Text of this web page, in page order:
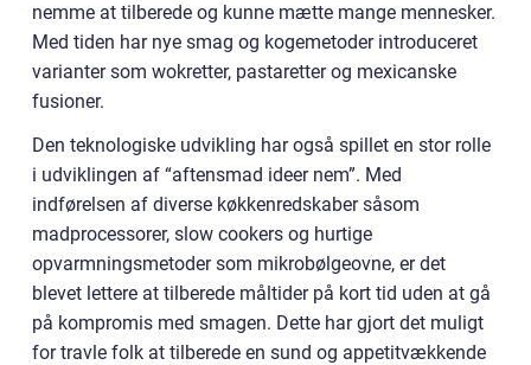
nemme at tilberede og kunne mætte mange mennesker.
Med tiden har nye smag og kogemetoder introduceret
varianter som wokretter, pastaretter og mexicanske
fusioner.
Den teknologiske udvikling har også spillet en stor rolle
i udviklingen af “aftensmad ideer nem”. Med
indførelsen af diverse køkkenredskaber såsom
madprocessorer, slow cookers og hurtige
opvarmningsmetoder som mikrobølgeovne, er det
blevet lettere at tilberede måltider på kort tid uden at gå
på kompromis med smagen. Dette har gjort det muligt
for travle folk at tilberede en sund og appetitvækkende